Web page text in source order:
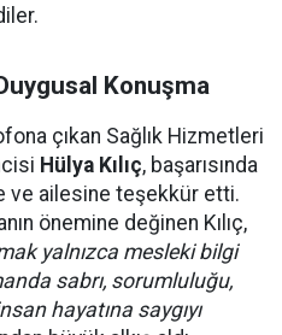
Konuşma
çıkan Sağlık Hizmetleri
Hülya Kılıç, başarısında
ve ailesine teşekkür etti.
önemine değinen Kılıç,
yalnızca mesleki bilgi
sabrı, sorumluluğu,
hayatına saygıyı